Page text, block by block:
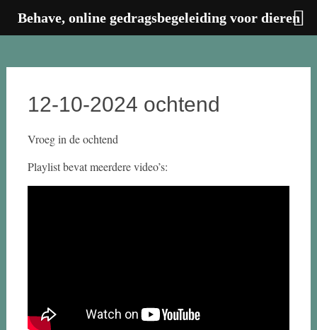
12-10-2024 ochtend
Vroeg in de ochtend
Playlist bevat meerdere video’s:
Behave, online gedragsbegeleiding voor dieren